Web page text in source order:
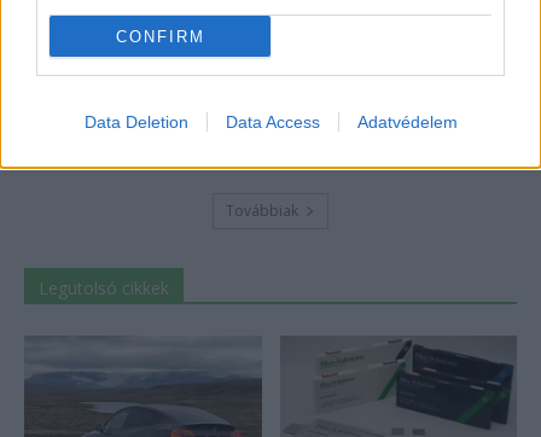
CONFIRM
Data Deletion Data Access Adatvédelem
2026-08-05
ok, amiért...
Továbbiak
Legutolsó cikkek